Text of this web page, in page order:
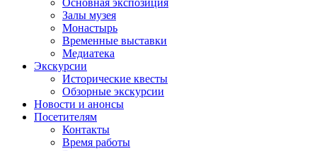
Залы музея
Монастырь
Временные выставки
Медиатека
Экскурсии
Исторические квесты
Обзорные экскурсии
Новости и анонсы
Посетителям
Контакты
Время работы